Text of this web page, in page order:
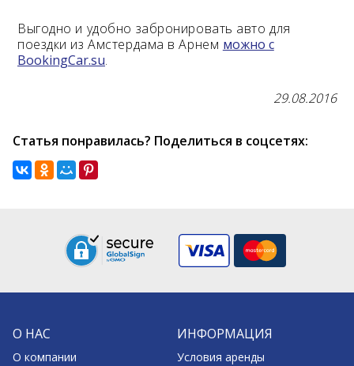
Выгодно и удобно забронировать авто для
поездки из Амстердама в Арнем можно с
BookingCar.su.
29.08.2016
Статья понравилась? Поделиться в соцсетях:
О НАС
О компании
ИНФОРМАЦИЯ
Условия аренды